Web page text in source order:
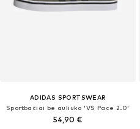
ADIDAS SPORTSWEAR
Sportbačiai be auliuko 'VS Pace 2.0'
54,90 €